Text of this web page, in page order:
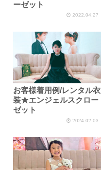
ーゼット
2022.04.27
お客様着用例/レンタル衣
装★エンジェルスクロー
ゼット
2024.02.03